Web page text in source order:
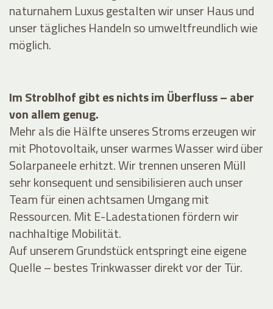
naturnahem Luxus gestalten wir unser Haus und
unser tägliches Handeln so umweltfreundlich wie
möglich.
Im Stroblhof gibt es nichts im Überfluss – aber
von allem genug.
Mehr als die Hälfte unseres Stroms erzeugen wir
mit Photovoltaik, unser warmes Wasser wird über
Solarpaneele erhitzt. Wir trennen unseren Müll
sehr konsequent und sensibilisieren auch unser
Team für einen achtsamen Umgang mit
Ressourcen. Mit E-Ladestationen fördern wir
nachhaltige Mobilität.
Auf unserem Grundstück entspringt eine eigene
Quelle – bestes Trinkwasser direkt vor der Tür.